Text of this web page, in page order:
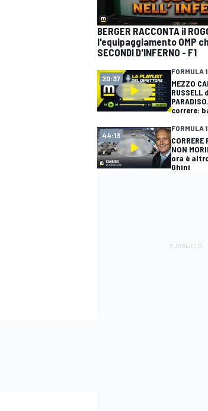
BERGER RACCONTA il
l'equipaggiamento OMP
SECONDI D'INFERNO - F1
20:37
FORMULA 1
MEZZO
RUSSELL
correre:
44:13
FORMULA 1
CORRERE
NON
ora è
Ghini